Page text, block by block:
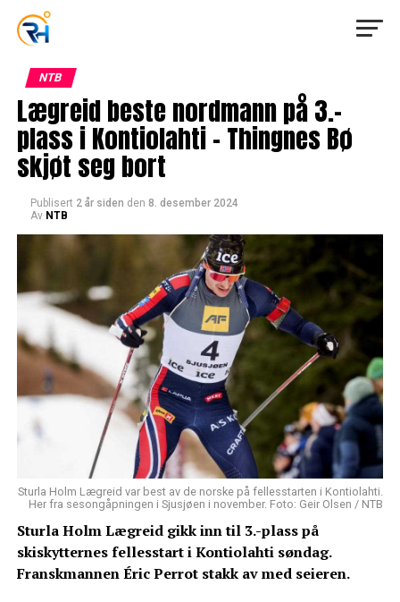
NTB
Lægreid beste nordmann på 3.-
plass i Kontiolahti – Thingnes Bø
skjøt seg bort
Publisert 2 år siden den 8. desember 2024
Av NTB
Sturla Holm Lægreid var best av de norske på fellesstarten i Kontiolahti.
Her fra sesongåpningen i Sjusjøen i november. Foto: Geir Olsen / NTB
Sturla Holm Lægreid gikk inn til 3.-plass på
skiskytternes fellesstart i Kontiolahti søndag.
Franskmannen Éric Perrot stakk av med seieren.